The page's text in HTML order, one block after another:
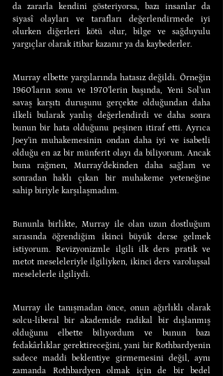
da zararla kendini gösteriyorsa, bazı insanlar da
siyasî olayları ve tarafları değerlendirmede iyi
olurken diğerleri kötü olur, bilge ve sağduyulu
yargıçlar olarak itibar kazanır ya da kaybederler.
Murray elbette yargılarında hatasız değildi. Örneğin
1960’ların sonu ve 1970’lerin başında, Yeni Sol’un
savaş karşıtı duruşunu gerçekte olduğundan daha
ilkeli bularak yanlış değerlendirdi ve daha sonra
bunun bir hata olduğunu peşinen itiraf etti. Ayrıca
Joey’in muhakemesinin ondan daha iyi ve isabetli
olduğu en az bir münferit olayı da biliyorum. Ancak
buna rağmen, Murray’dekinden daha sağlam ve
sonradan haklı çıkan bir muhakeme yeteneğine
sahip biriyle karşılaşmadım.
Bununla birlikte, Murray ile olan uzun dostluğum
sırasında öğrendiğim ikinci büyük derse gelmek
istiyorum. Revizyonizmle ilgili ilk ders pratik ve
metot meseleleriyle ilgiliyken, ikinci ders varoluşsal
meselelerle ilgiliydi.
Murray ile tanışmadan önce, onun ağırlıklı olarak
solcu-liberal bir akademide radikal bir dışlanmış
olduğunu elbette biliyordum ve bunun bazı
fedakârlıklar gerektireceğini, yani bir Rothbardyenin
sadece maddi beklentiye girmemesini değil, aynı
zamanda Rothbardyen olmak için de bir bedel